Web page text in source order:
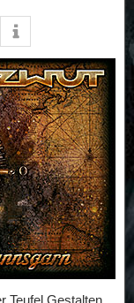
Teufel Gestalten